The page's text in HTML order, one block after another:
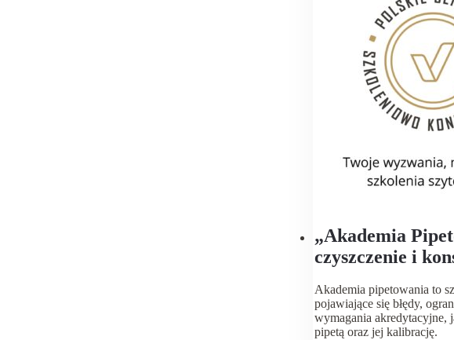
„Akademia
czyszczenie i
Akademia pipetowania to
pojawiające się błędy,
wymagania akredytacyjne,
pipetą oraz jej kalibrację.